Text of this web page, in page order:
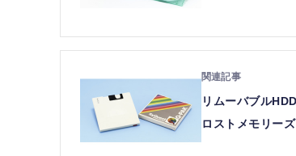
リムーバブル
ロストメモリー